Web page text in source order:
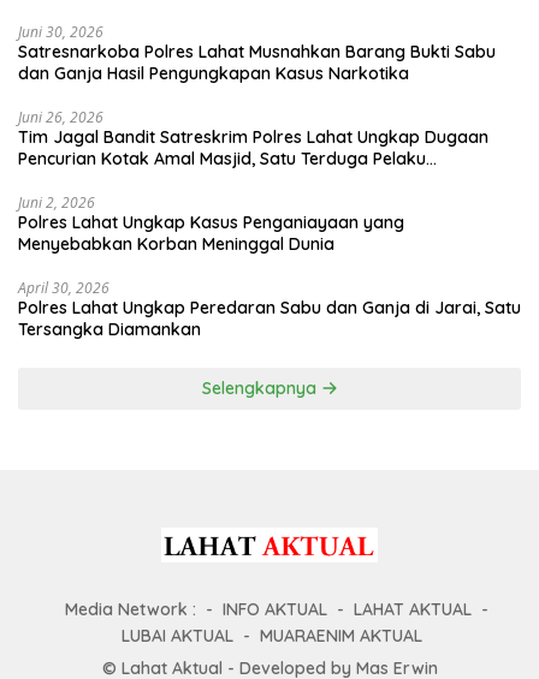
Juni 30, 2026
Satresnarkoba Polres Lahat Musnahkan Barang Bukti Sabu
dan Ganja Hasil Pengungkapan Kasus Narkotika
Juni 26, 2026
Tim Jagal Bandit Satreskrim Polres Lahat Ungkap Dugaan
Pencurian Kotak Amal Masjid, Satu Terduga Pelaku
Juni 2, 2026
Polres Lahat Ungkap Kasus Penganiayaan yang
Menyebabkan Korban Meninggal Dunia
April 30, 2026
Polres Lahat Ungkap Peredaran Sabu dan Ganja di Jarai, Satu
Tersangka Diamankan
Selengkapnya
Media Network : INFO AKTUAL
LAHAT AKTUAL
LUBAI AKTUAL
MUARAENIM AKTUAL
© Lahat Aktual - Developed by Mas Erwin